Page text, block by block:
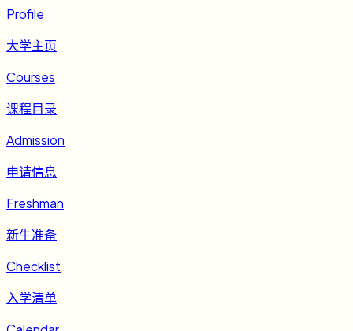
Profile
大学主页
Courses
课程目录
Admission
申请信息
Freshman
新生准备
Checklist
入学清单